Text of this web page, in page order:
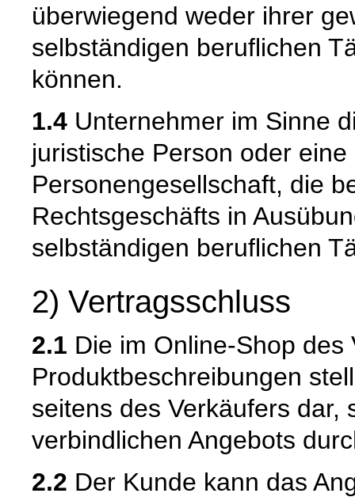
überwiegend weder ihrer
selbständigen beruflichen
können.
1.4 Unternehmer im Sinne
juristische Person oder
Personengesellschaft, die
Rechtsgeschäfts in
selbständigen beruflichen
2) Vertragsschluss
2.1 Die im Online-Shop
Produktbeschreibungen
seitens des Verkäufers dar,
verbindlichen Angebots
2.2 Der Kunde kann das